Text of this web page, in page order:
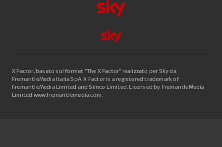
X Factor, basato sul format “The X Factor” realizzato per Sky da
FremantleMedia Italia SpA.X Factor is a registered trademark of
FremantleMedia Limited and Simco Limited. Licensed by FremantleMedia
Limited www.fremantlemedia.com.